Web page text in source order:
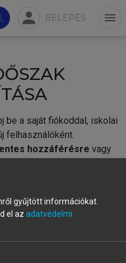
person BELÉPÉS menu
be a saját fiókoddal, iskolai
felhasználóként.
hozzáférésre vagy
létre új fiókot.
automatikusan
gyűjtött információkat.
el az adatvédelmi